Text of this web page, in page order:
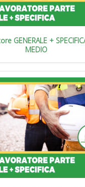
GENERALE +
MEDIO